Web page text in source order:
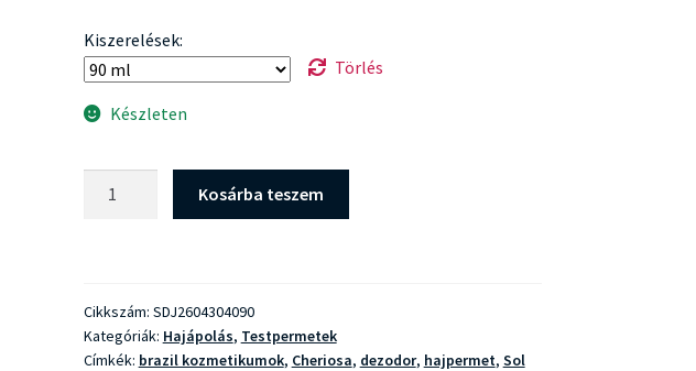
Kiszerelések:
Törlés
Készleten
mennyiség
Kosárba teszem
Cikkszám: SDJ2604304090
Kategóriák: Hajápolás, Testpermetek
Címkék: brazil kozmetikumok, Cheriosa, dezodor, hajpermet, Sol